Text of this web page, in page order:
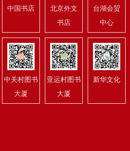
中国书店
北京外文
书店
台湖会贸
中心
中关村图书
大厦
亚运村图书
大厦
新华文化